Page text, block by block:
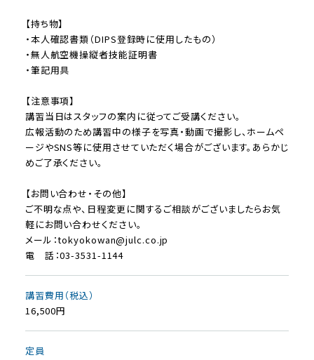
【持ち物】
・本人確認書類（DIPS登録時に使用したもの）
・無人航空機操縦者技能証明書
・筆記用具
【注意事項】
講習当日はスタッフの案内に従ってご受講ください。
広報活動のため講習中の様子を写真・動画で撮影し、ホームペ
ージやSNS等に使用させていただく場合がございます。あらかじ
めご了承ください。
【お問い合わせ・その他】
ご不明な点や、日程変更に関するご相談がございましたらお気
軽にお問い合わせください。
メール：tokyokowan@julc.co.jp
電 話：03-3531-1144
講習費用（税込）
16,500円
定員